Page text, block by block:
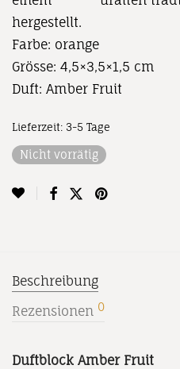
hergestellt.
Farbe: orange
Grösse: 4,5×3,5×1,5 cm
Duft: Amber Fruit
Lieferzeit: 3-5 Tage
Nicht vorrätig
Beschreibung
Rezensionen 0
Duftblock Amber Fruit